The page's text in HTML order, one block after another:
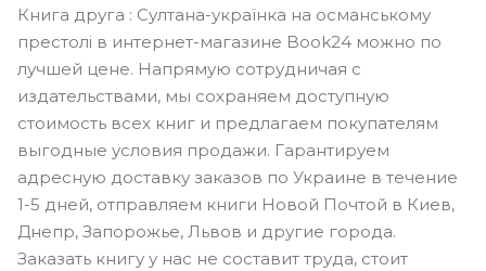
Книга друга : Султана-українка на османському
престолі в интернет-магазине Book24 можно по
лучшей цене. Напрямую сотрудничая с
издательствами, мы сохраняем доступную
стоимость всех книг и предлагаем покупателям
выгодные условия продажи. Гарантируем
адресную доставку заказов по Украине в течение
1-5 дней, отправляем книги Новой Почтой в Киев,
Днепр, Запорожье, Львов и другие города.
Заказать книгу у нас не составит труда, стоит